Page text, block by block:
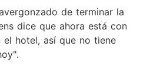
de terminar la
dice que ahora está con
el hotel, así que no tiene